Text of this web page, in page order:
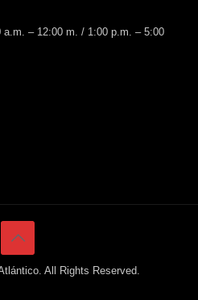
a.m. – 12:00 m. / 1:00 p.m. – 5:00
All Rights Reserved.